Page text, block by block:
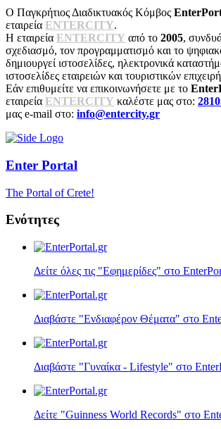
Ο Παγκρήτιος Διαδικτυακός Κόμβος
εταιρεία ENTERCITY.
Η εταιρεία ENTERCITY από το 2005,
σχεδιασμό, τον προγραμματισμό και το
δημιουργεί ιστοσελίδες, ηλεκτρονικά
ιστοσελίδες εταιρειών και τουριστικών
Εάν επιθυμείτε να επικοινωνήσετε με το
εταιρεία ENTERCITY καλέστε μας στο:
μας e-mail στο: info@entercity.gr
Enter Portal
The Portal of Crete!
Ενότητες
Δείτε όλες τις "Εφημερίδες" στο
Διαβάστε "Ενδιαφέρον Θέματα" στο
Διαβάστε "Γυναίκα - Lifestyle" στο
Δείτε "Guinness World Records" στο